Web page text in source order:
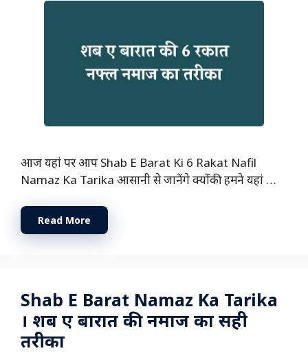
आज यहां पर आप Shab E Barat Ki 6 Rakat Nafil
Namaz Ka Tarika आसानी से जानेंगे क्योंकी हमने यहां …
Read More
Shab E Barat Namaz Ka Tarika
। शब ए बारात की नमाज का सही
तरीका